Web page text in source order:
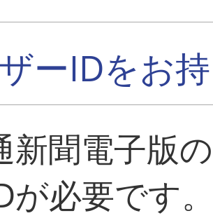
ーIDをお
新聞電子版
が必要です